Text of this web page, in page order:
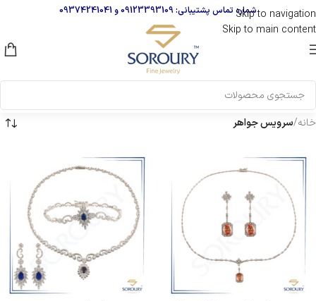
Skip to navigation
Skip to main content
شماره تماس پشتیبانی: 09123393109و 09374241041
خانه/سرویس جواهر